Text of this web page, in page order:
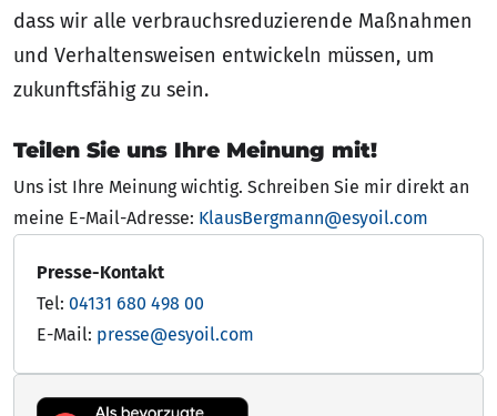
dass wir alle verbrauchsreduzierende Maßnahmen
und Verhaltensweisen entwickeln müssen, um
zukunftsfähig zu sein.
Teilen Sie uns Ihre Meinung mit!
Uns ist Ihre Meinung wichtig. Schreiben Sie mir direkt an
meine E-Mail-Adresse: KlausBergmann@esyoil.com
Presse-Kontakt
Tel: 04131 680 498 00
E-Mail: presse@esyoil.com